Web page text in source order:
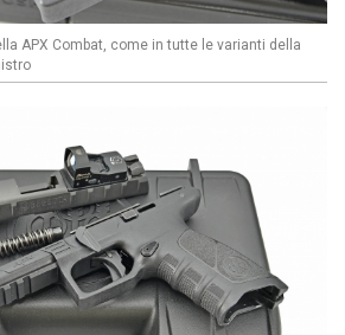
APX Combat, come in tutte le varianti della